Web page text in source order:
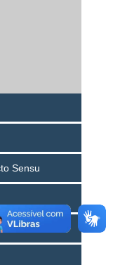
Sensu